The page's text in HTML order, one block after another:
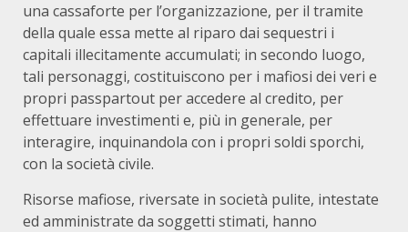
una cassaforte per l’organizzazione, per il tramite
della quale essa mette al riparo dai sequestri i
capitali illecitamente accumulati; in secondo luogo,
tali personaggi, costituiscono per i mafiosi dei veri e
propri passpartout per accedere al credito, per
effettuare investimenti e, più in generale, per
interagire, inquinandola con i propri soldi sporchi,
con la società civile.
Risorse mafiose, riversate in società pulite, intestate
ed amministrate da soggetti stimati, hanno